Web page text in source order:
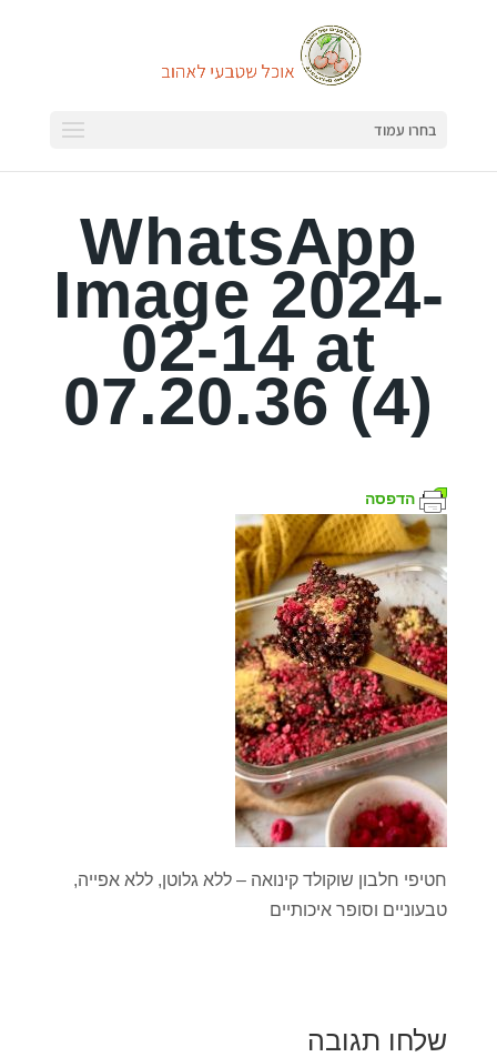
בחרו עמוד
WhatsApp
Image 2024-
02-14 at
07.20.36 (4)
הדפסה
חטיפי חלבון שוקולד קינואה – ללא גלוטן, ללא אפייה,
טבעוניים וסופר איכותיים
שלחו תגובה